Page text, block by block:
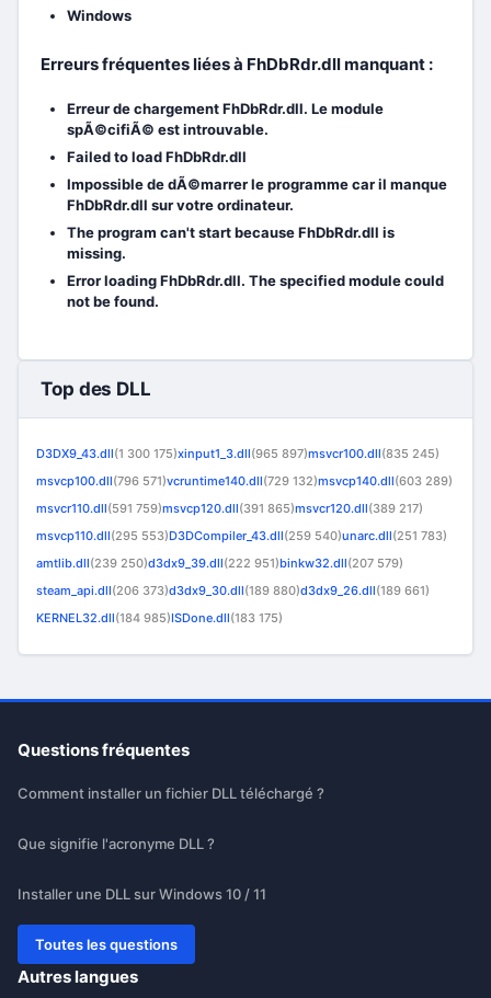
Windows
Erreurs fréquentes liées à FhDbRdr.dll manquant :
Erreur de chargement FhDbRdr.dll. Le module
spÃ©cifiÃ© est introuvable.
Failed to load FhDbRdr.dll
Impossible de dÃ©marrer le programme car il manque
FhDbRdr.dll sur votre ordinateur.
The program can't start because FhDbRdr.dll is
missing.
Error loading FhDbRdr.dll. The specified module could
not be found.
Top des DLL
D3DX9_43.dll(1 300 175)xinput1_3.dll(965 897)msvcr100.dll(835 245)
msvcp100.dll(796 571)vcruntime140.dll(729 132)msvcp140.dll(603 289)
msvcr110.dll(591 759)msvcp120.dll(391 865)msvcr120.dll(389 217)
msvcp110.dll(295 553)D3DCompiler_43.dll(259 540)unarc.dll(251 783)
amtlib.dll(239 250)d3dx9_39.dll(222 951)binkw32.dll(207 579)
steam_api.dll(206 373)d3dx9_30.dll(189 880)d3dx9_26.dll(189 661)
KERNEL32.dll(184 985)ISDone.dll(183 175)
Questions fréquentes
Comment installer un fichier DLL téléchargé ?
Que signifie l'acronyme DLL ?
Installer une DLL sur Windows 10 / 11
Toutes les questions
Autres langues